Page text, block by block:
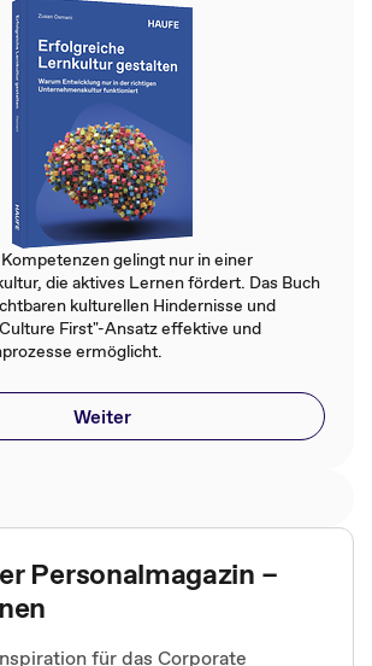
gelingt nur in einer
die aktives Lernen fördert. Das Buch
kulturellen Hindernisse und
First"-Ansatz effektive und
ermöglicht.
Weiter
Personalmagazin –
für das Corporate